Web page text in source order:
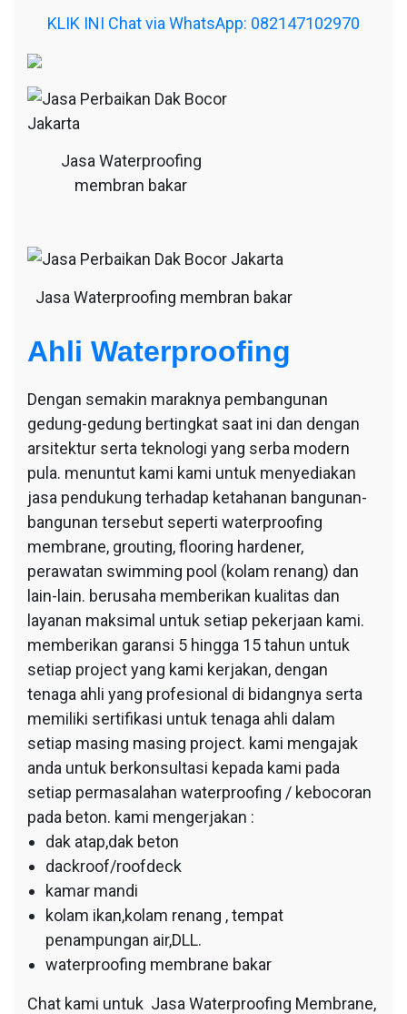
KLIK INI Chat via WhatsApp: 082147102970
Jasa Waterproofing
membran bakar
Jasa Waterproofing membran bakar
Ahli Waterproofing
Dengan semakin maraknya pembangunan
gedung-gedung bertingkat saat ini dan dengan
arsitektur serta teknologi yang serba modern
pula. menuntut kami kami untuk menyediakan
jasa pendukung terhadap ketahanan bangunan-
bangunan tersebut seperti waterproofing
membrane, grouting, flooring hardener,
perawatan swimming pool (kolam renang) dan
lain-lain. berusaha memberikan kualitas dan
layanan maksimal untuk setiap pekerjaan kami.
memberikan garansi 5 hingga 15 tahun untuk
setiap project yang kami kerjakan, dengan
tenaga ahli yang profesional di bidangnya serta
memiliki sertifikasi untuk tenaga ahli dalam
setiap masing masing project. kami mengajak
anda untuk berkonsultasi kepada kami pada
setiap permasalahan waterproofing / kebocoran
pada beton. kami mengerjakan :
dak atap,dak beton
dackroof/roofdeck
kamar mandi
kolam ikan,kolam renang , tempat
penampungan air,DLL.
waterproofing membrane bakar
Chat kami untuk Jasa Waterproofing Membrane,